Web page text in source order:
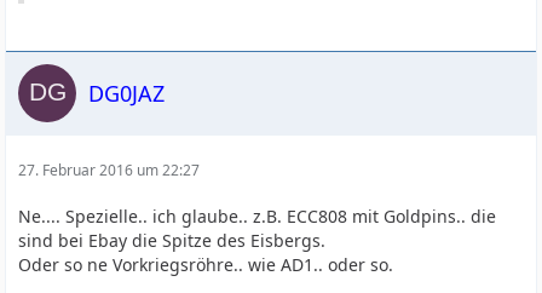
DG0JAZ
27. Februar 2016 um 22:27
Ne.... Spezielle.. ich glaube.. z.B. ECC808 mit Goldpins.. die
sind bei Ebay die Spitze des Eisbergs.
Oder so ne Vorkriegsröhre.. wie AD1.. oder so.